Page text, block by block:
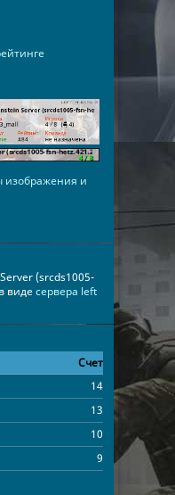
изображения и
(srcds1005-
видесервера left
Счет
14 01:13:41
13 01:13:41
10 01:13:41
9 01:13:41